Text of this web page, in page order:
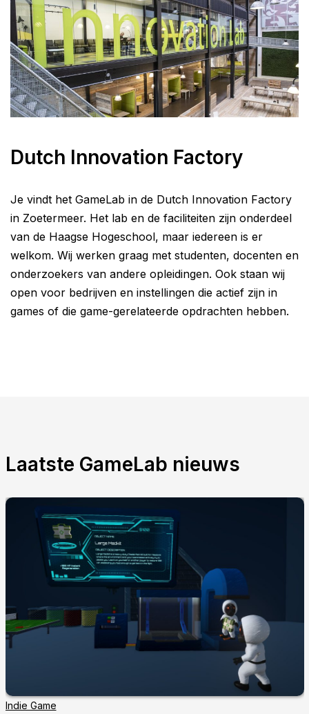
Dutch Innovation Factory
Je vindt het GameLab in de Dutch Innovation Factory
in Zoetermeer. Het lab en de faciliteiten zijn onderdeel
van de Haagse Hogeschool, maar iedereen is er
welkom. Wij werken graag met studenten, docenten en
onderzoekers van andere opleidingen. Ook staan wij
open voor bedrijven en instellingen die actief zijn in
games of die game-gerelateerde opdrachten hebben.
Laatste GameLab nieuws
Indie Game